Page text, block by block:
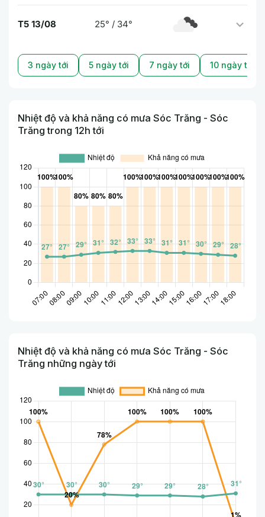
T5 13/08 25° / 34°
3 ngày tới 5 ngày tới 7 ngày tới 10 ngày tới
Nhiệt độ và khả năng có mưa Sóc Trăng - Sóc
Trăng trong 12h tới
Nhiệt độ và khả năng có mưa Sóc Trăng - Sóc
Trăng những ngày tới